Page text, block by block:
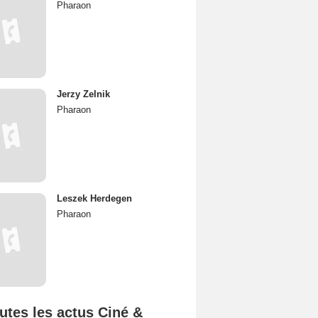
Pharaon
Jerzy Zelnik
Pharaon
Leszek Herdegen
Pharaon
les actus Ciné &